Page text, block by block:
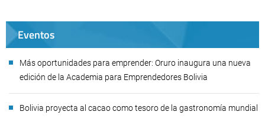
Eventos
Más oportunidades para emprender: Oruro inaugura una nueva
edición de la Academia para Emprendedores Bolivia
Bolivia proyecta al cacao como tesoro de la gastronomía mundial